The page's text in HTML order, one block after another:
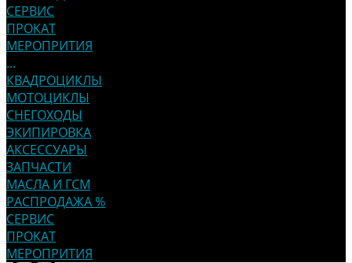
СЕРВИС
ПРОКАТ
МЕРОПРИТИЯ
...
КВАДРОЦИКЛЫ
МОТОЦИКЛЫ
СНЕГОХОДЫ
ЭКИПИРОВКА
АКСЕССУАРЫ
ЗАПЧАСТИ
МАСЛА И ГСМ
РАСПРОДАЖА %
СЕРВИС
ПРОКАТ
МЕРОПРИТИЯ